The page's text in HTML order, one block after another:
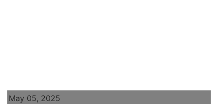
May 05, 2025